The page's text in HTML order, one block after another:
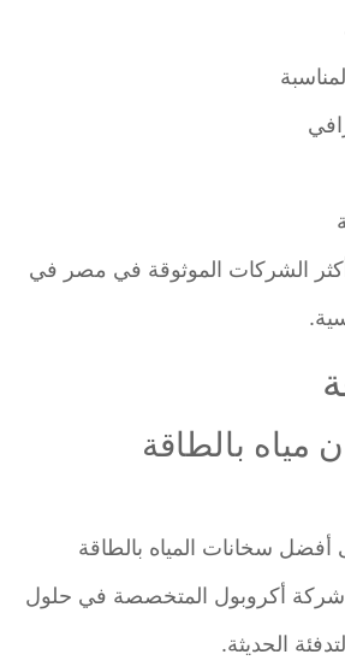
الشركات الموثوقة في مصر في
بالطاقة
سخانات المياه بالطاقة
أكروبول المتخصصة في حلول
الحديثة.